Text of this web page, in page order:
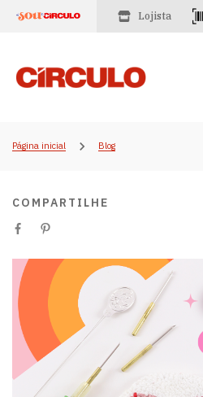
Lojista
Página inicial Blog
COMPARTILHE